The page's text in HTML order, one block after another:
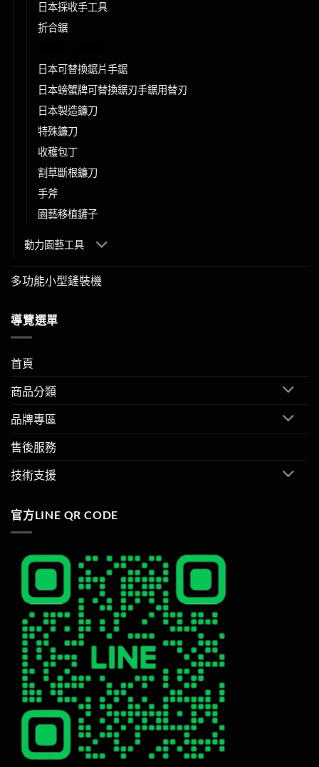
日本採收手工具
折合鋸
日本可替換鋸片手鋸
日本螃蟹牌可替換鋸刃手鋸用替刃
日本製造鐮刀
特殊鐮刀
收穫包丁
割草斷根鐮刀
手斧
園藝移植鏟子
動力園藝工具
多功能小型鏟裝機
導覽選單
首頁
商品分類
品牌專區
售後服務
技術支援
官方LINE QR CODE